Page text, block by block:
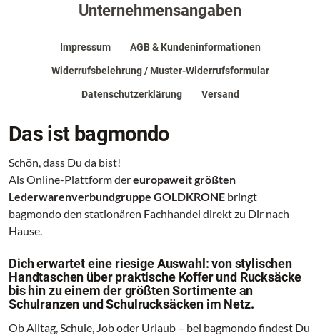
Unternehmensangaben
Impressum AGB & Kundeninformationen
Widerrufsbelehrung / Muster-Widerrufsformular
Datenschutzerklärung Versand
Das ist bagmondo
Schön, dass Du da bist!
Als Online-Plattform dereuropaweit größten
Lederwarenverbundgruppe GOLDKRONE bringt
bagmondo den stationären Fachhandel direkt zu Dir nach
Hause.
Dich erwartet eine riesige Auswahl: von stylischen
Handtaschen über praktische Koffer und Rucksäcke
bis hin zu einem der größten Sortimente an
Schulranzen und Schulrucksäcken im Netz.
Ob Alltag, Schule, Job oder Urlaub – bei bagmondo findest Du